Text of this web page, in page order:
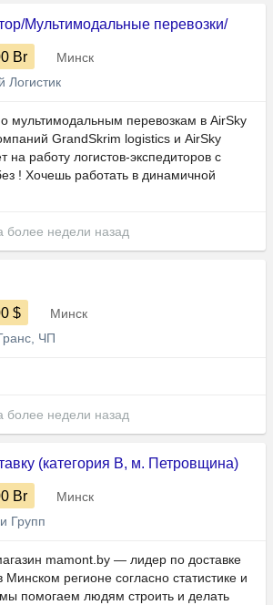
Мультимодальные перевозки/
Br
Минск
Логистик
мультимодальным перевозкам в AirSky
GrandSkrim logistics и AirSky
на работу логистов-экспедиторов с
! Хочешь работать в динамичной
более недели назад
$
Минск
ЧП
более недели назад
(категория В, м. Петровщина)
Br
Минск
Групп
mamont.by — лидер по доставке
регионе согласно статистике и
помогаем людям строить и делать